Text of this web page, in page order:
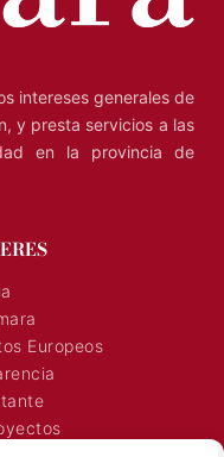
intereses generales de
y presta servicios a las
en la provincia de
Europeos